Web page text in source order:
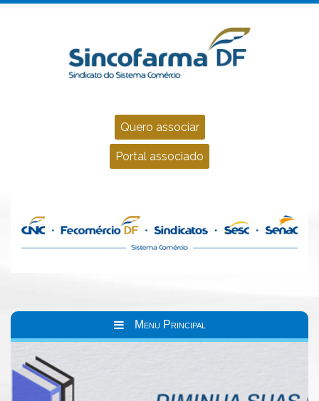
Quero associar
Portal associado
Menu Principal